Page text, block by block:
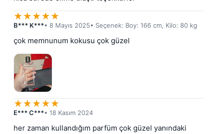
★★★★★
B*** K***• 8 Mayıs 2025• Seçenek: Boy: 166 cm, Kilo: 80 kg
çok memnunum kokusu çok güzel
★★★★★
E*** C***• 18 Kasım 2024
her zaman kullandığım parfüm çok güzel yanındaki